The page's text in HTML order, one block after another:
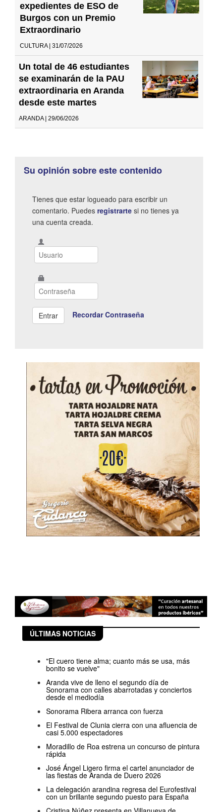
expedientes de ESO de
Burgos con un Premio
Extraordinario
CULTURA | 31/07/2026
Un total de 46 estudiantes
se examinarán de la PAU
extraordinaria en Aranda
desde este martes
ARANDA | 29/06/2026
Su opinión sobre este contenido
Tienes que estar logueado para escribir un
comentario. Puedes registrarte si no tienes ya
una cuenta creada.
Recordar Contraseña
ÚLTIMAS NOTICIAS
"El cuero tiene alma; cuanto más se usa, más
bonito se vuelve"
Aranda vive de lleno el segundo día de
Sonorama con calles abarrotadas y conciertos
desde el mediodía
Sonorama Ribera arranca con fuerza
El Festival de Clunia cierra con una afluencia de
casi 5.000 espectadores
Moradillo de Roa estrena un concurso de pintura
rápida
José Ángel Ligero firma el cartel anunciador de
las fiestas de Aranda de Duero 2026
La delegación arandina regresa del Eurofestival
con un brillante segundo puesto para España